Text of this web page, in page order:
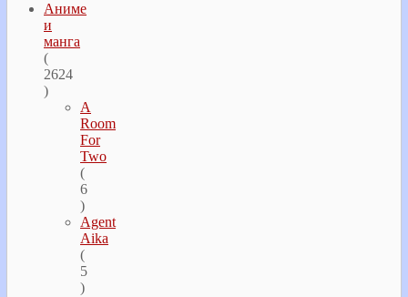
Аниме
и
манга
(
2624
)
A
Room
For
Two
(
6
)
Agent
Aika
(
5
)